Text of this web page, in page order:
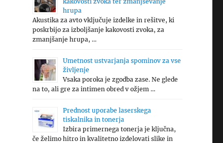
hrupa
Akustika za avto vključuje izdelke in rešitve, ki
poskrbijo za izboljšanje kakovosti zvoka, za
zmanjšanje hrupa, …
Umetnost ustvarjanja spominov za vse
življenje
Vsaka poroka je zgodba zase. Ne glede
na to, ali gre za intimen obred v ožjem …
Prednost uporabe laserskega
tiskalnika in tonerja
Izbira primernega tonerja je ključna,
če želimo hitro in kvalitetno izdelovati slike in